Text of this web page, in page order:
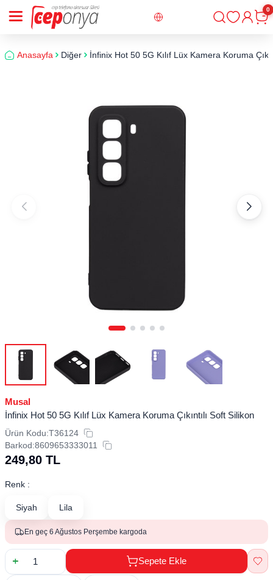
Giriş
0
Anasayfa Diğer İnfinix Hot 50 5G Kılıf Lüx Kamera Koruma
Musal
İnfinix Hot 50 5G Kılıf Lüx Kamera Koruma Çıkıntılı Soft Silikon
Ürün Kodu:T36124
Barkod:8609653333011
249,80 TL
Renk :
Siyah Lila
En geç 6 Ağustos Perşembe kargoda
Sepete Ekle